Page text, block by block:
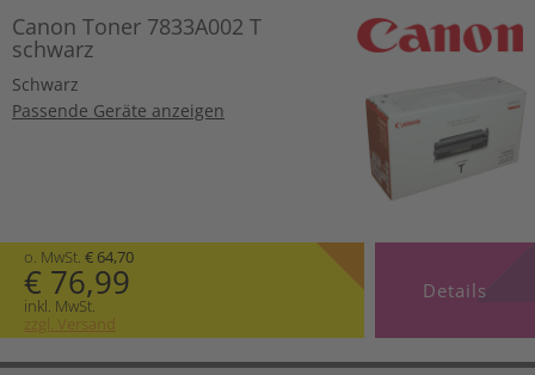
Canon Toner 7833A002 T
schwarz
Schwarz
Passende Geräte anzeigen
o. MwSt. € 64,70
€ 76,99
inkl. MwSt.
zzgl. Versand
Details